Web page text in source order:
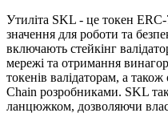
Утиліта SKL - це токен
значення для роботи та
включають стейкінг
мережі та отримання
токенів валідаторам, а
Chain розробниками. SKL
ланцюжком, дозволяючи